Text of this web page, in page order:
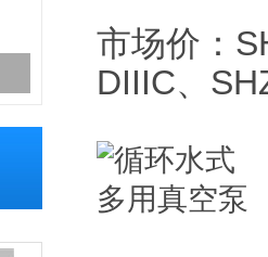
市场价：
DIIIC、